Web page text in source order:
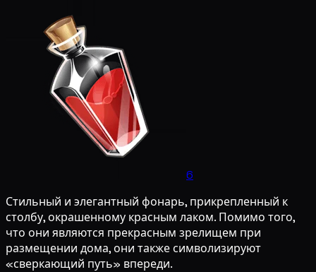
6
Стильный и элегантный фонарь, прикрепленный к
столбу, окрашенному красным лаком. Помимо того,
что они являются прекрасным зрелищем при
размещении дома, они также символизируют
«сверкающий путь» впереди.